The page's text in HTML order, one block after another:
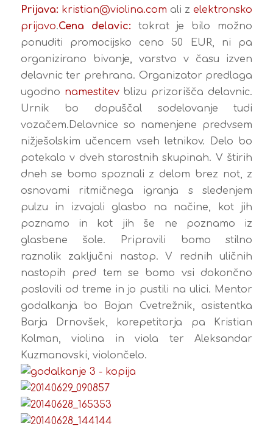
Prijava: kristian@violina.com ali zelektronsko
prijavo.Cena delavic: tokrat je bilo možno
ponuditi promocijsko ceno 50 EUR, ni pa
organizirano bivanje, varstvo v času izven
delavnic ter prehrana. Organizator predlaga
ugodno namestitevblizu prizorišča delavnic.
Urnik bo dopuščal sodelovanje tudi
vozačem.Delavnice so namenjene predvsem
nižješolskim učencem vseh letnikov. Delo bo
potekalo v dveh starostnih skupinah. V štirih
dneh se bomo spoznali z delom brez not, z
osnovami ritmičnega igranja s sledenjem
pulzu in izvajali glasbo na načine, kot jih
poznamo in kot jih še ne poznamo iz
glasbene šole. Pripravili bomo stilno
raznolik zaključni nastop. V rednih uličnih
nastopih pred tem se bomo vsi dokončno
poslovili od treme in jo pustili na ulici. Mentor
godalkanja bo Bojan Cvetrežnik, asistentka
Barja Drnovšek, korepetitorja pa Kristian
Kolman, violina in viola ter Aleksandar
Kuzmanovski, violončelo.